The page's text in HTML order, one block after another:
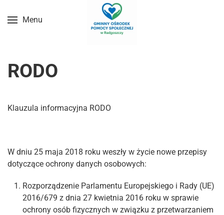
Przejdź do treści głównej
Menu
RODO
Klauzula informacyjna RODO
W dniu 25 maja 2018 roku weszły w życie nowe przepisy
dotyczące ochrony danych osobowych:
Rozporządzenie Parlamentu Europejskiego i Rady (UE)
2016/679 z dnia 27 kwietnia 2016 roku w sprawie
ochrony osób fizycznych w związku z przetwarzaniem